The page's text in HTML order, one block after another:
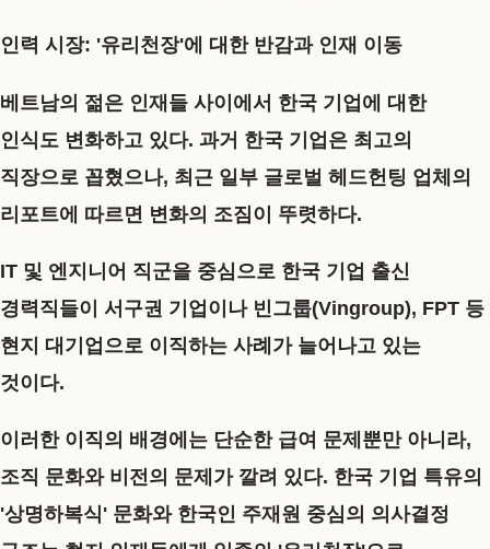
인력 시장: '유리천장'에 대한 반감과 인재 이동
베트남의 젊은 인재들 사이에서 한국 기업에 대한
인식도 변화하고 있다. 과거 한국 기업은 최고의
직장으로 꼽혔으나, 최근 일부 글로벌 헤드헌팅 업체의
리포트에 따르면 변화의 조짐이 뚜렷하다.
IT 및 엔지니어 직군을 중심으로 한국 기업 출신
경력직들이 서구권 기업이나 빈그룹(Vingroup), FPT 등
현지 대기업으로 이직하는 사례가 늘어나고 있는
것이다.
이러한 이직의 배경에는 단순한 급여 문제뿐만 아니라,
조직 문화와 비전의 문제가 깔려 있다. 한국 기업 특유의
'상명하복식' 문화와 한국인 주재원 중심의 의사결정